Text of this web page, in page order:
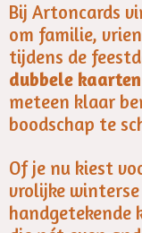
Bij Artoncards
om familie,
tijdens de
dubbele
meteen klaar
boodschap te
Of je nu kiest
vrolijke
handgetekende